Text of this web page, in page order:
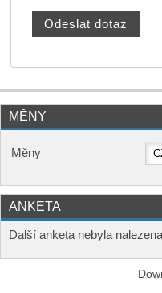
MĚNY
Měny
ANKETA
Další anketa nebyla nalezena